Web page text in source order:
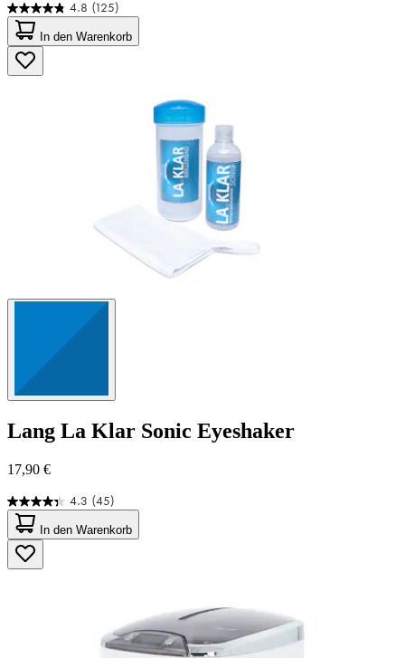
4.8 (125)
4.8
von
5
Sternen.
125
In den Warenkorb
Lang La Klar Sonic Eyeshaker
17,90 €
4.3 (45)
4.3
von
5
Sternen.
45
In den Warenkorb